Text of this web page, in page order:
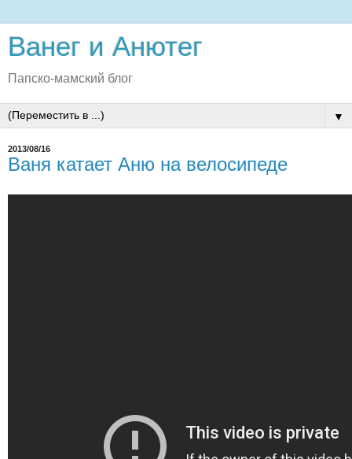
Ванег и Анютег
Папско-мамский блог
▼
2013/08/16
Ваня катает Аню на велосипеде